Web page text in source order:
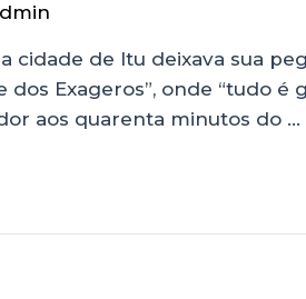
de Itu deixava sua
Exageros”, onde “tudo
aos quarenta minutos do …